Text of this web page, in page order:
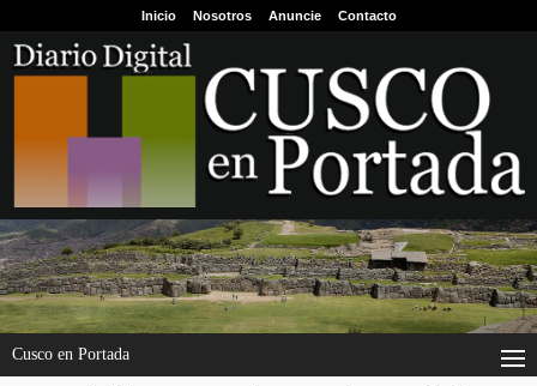
Inicio Nosotros Anuncie Contacto
Cusco en Portada